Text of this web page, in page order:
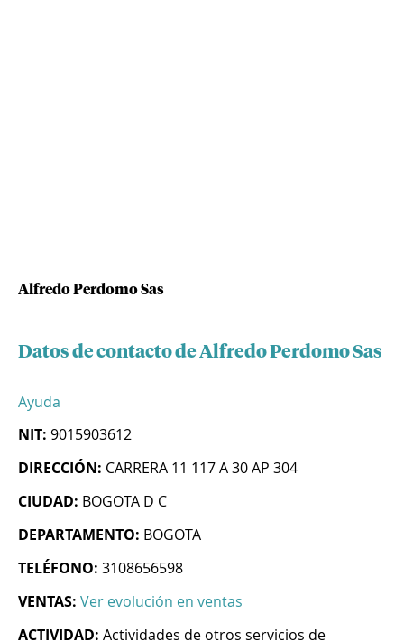
Alfredo Perdomo Sas
Datos de contacto de Alfredo Perdomo Sas
Ayuda
NIT: 9015903612
DIRECCIÓN: CARRERA 11 117 A 30 AP 304
CIUDAD: BOGOTA D C
DEPARTAMENTO: BOGOTA
TELÉFONO: 3108656598
VENTAS: Ver evolución en ventas
ACTIVIDAD: Actividades de otros servicios de